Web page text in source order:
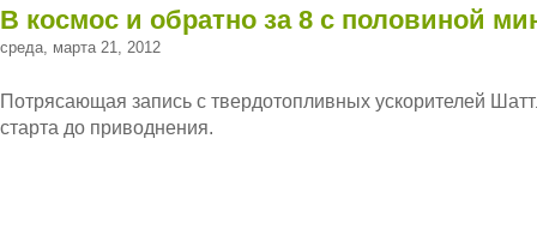
В космос и обратно за 8 с половиной
среда, марта 21, 2012
Потрясающая запись с твердотопливных ускорителей
старта до приводнения.